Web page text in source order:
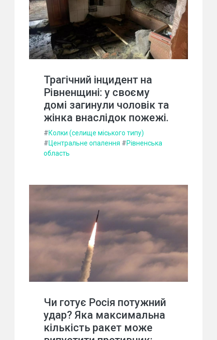
Трагічний інцидент на
Рівненщині: у своєму
домі загинули чоловік та
жінка внаслідок пожежі.
#Колки (селище міського типу)
#Центральне опалення #Рівненська
область
Чи готує Росія потужний
удар? Яка максимальна
кількість ракет може